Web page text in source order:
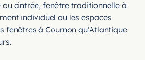
cintrée, fenêtre traditionnelle à
individuel ou les espaces
fenêtres à Cournon qu’Atlantique